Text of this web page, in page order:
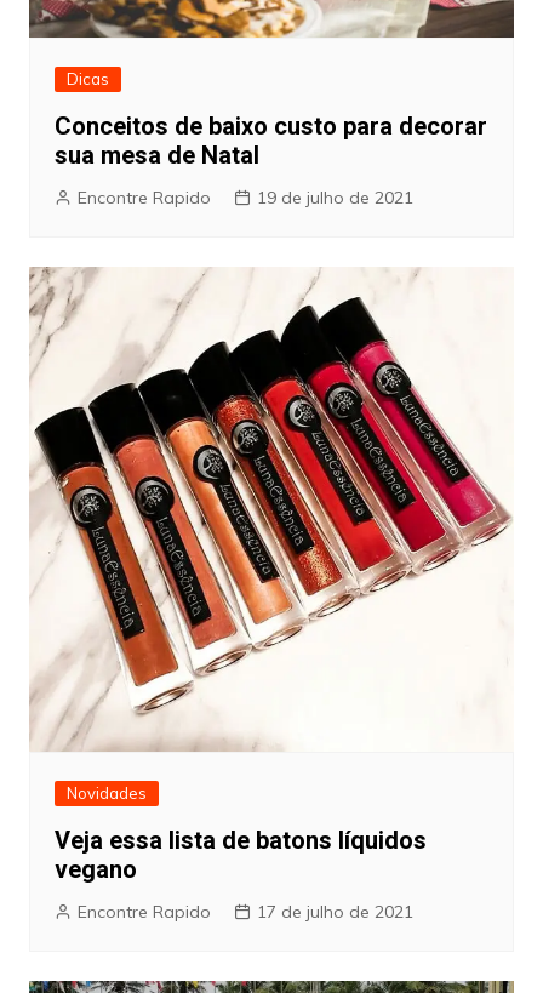
Dicas
Conceitos de baixo custo para decorar
sua mesa de Natal
Encontre Rapido 19 de julho de 2021
Novidades
Veja essa lista de batons líquidos
vegano
Encontre Rapido 17 de julho de 2021